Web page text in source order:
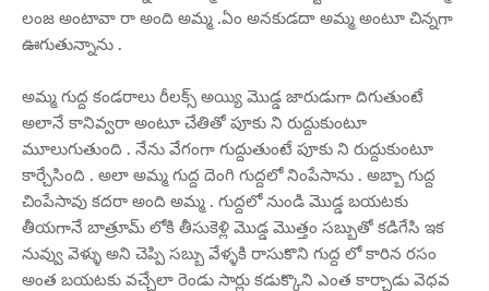
లంజ అంటావా రా అంది అమ్మ .ఏం అనకుడదా అమ్మ అంటూ చిన్నగా
ఊగుతున్నాను .
అమ్మ గుద్ద కండరాలు రీలక్స్ అయ్యి మొడ్డ జారుడుగా దిగుతుంటే
అలానే కానివ్వరా అంటూ చేతితో పూకు ని రుద్దుకుంటూ
మూలుగుతుంది . నేను వేగంగా గుద్దుతుంటే పూకు ని రుద్దుకుంటూ
కార్చేసింది . అలా అమ్మ గుద్ద దెంగి గుద్దలో నింపేసాను . అబ్బా గుద్ద
చింపేసావు కదరా అంది అమ్మ . గుద్దలో నుండి మొడ్డ బయటకు
తీయగానే బాత్రూమ్ లోకి తీసుకెళ్లి మొడ్డ మొత్తం సబ్బుతో కడిగేసి ఇక
నువ్వు వెళ్ళు అని చెప్పి సబ్బు వేళ్ళకి రాసుకొని గుద్ద లో కారిన రసం
అంత బయటకు వచ్చేలా రెండు సార్లు కడుక్కొని ఎంత కార్చాడు వెధవ